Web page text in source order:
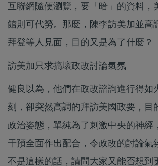
互聯網隨便瀏覽，要「暗」的資料，
館則可代勞。那麼，陳李訪美加並高
拜登等人見面，目的又是為了什麼？
訪美加只求搞壞政改討論氣氛
健良以為，他們在政改諮詢進行得如
刻，卻突然高調的拜訪美國政要，目
政治姿態，單純為了刺激中央的神經
干預全面作出配合，令政改的討論氣
不是這樣的話，請問大家又能否想到